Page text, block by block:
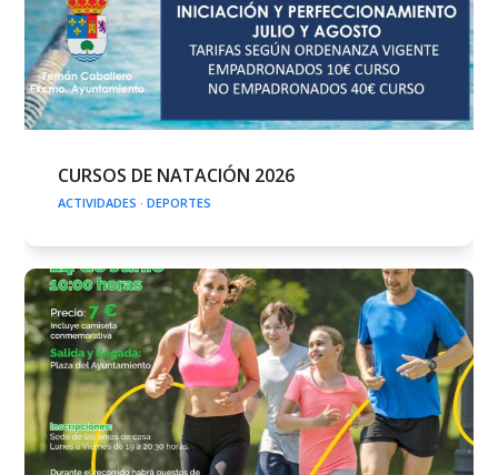
CURSOS DE NATACIÓN 2026
ACTIVIDADES ·DEPORTES